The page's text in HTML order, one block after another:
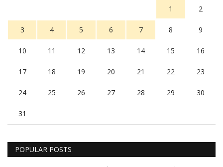
1
2
3 4 5 6 7 8 9
10 11 12 13 14 15 16
17 18 19 20 21 22 23
24 25 26 27 28 29 30
31
POPULAR POSTS